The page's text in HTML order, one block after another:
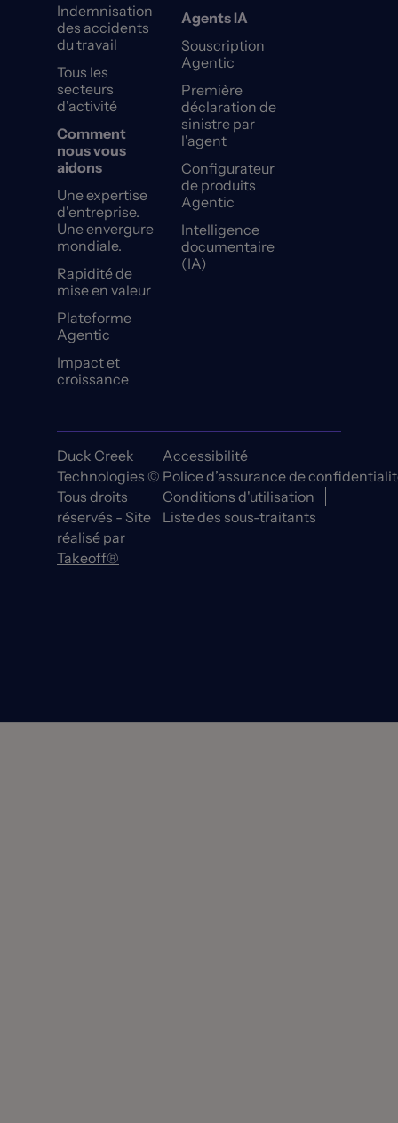
Indemnisation
des accidents
du travail
Tous les
secteurs
d'activité
Comment
nous vous
aidons
Une expertise
d'entreprise.
Une envergure
mondiale.
Rapidité de
mise en valeur
Plateforme
Agentic
Impact et
croissance
Agents IA
Souscription
Agentic
Première
déclaration de
sinistre par
l'agent
Configurateur
de produits
Agentic
Intelligence
documentaire
(IA)
Duck Creek
Technologies ©
Tous droits
réservés - Site
réalisé par
Takeoff®
Accessibilité
Police d’assurance de
Conditions d'utilisation
Liste des sous-traitants